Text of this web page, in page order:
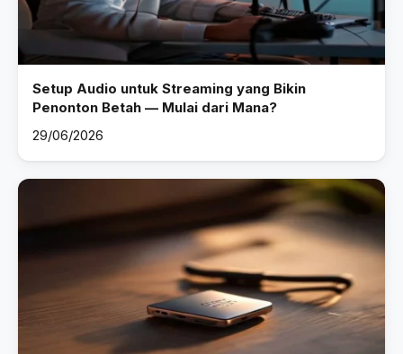
Setup Audio untuk Streaming yang Bikin
Penonton Betah — Mulai dari Mana?
29/06/2026